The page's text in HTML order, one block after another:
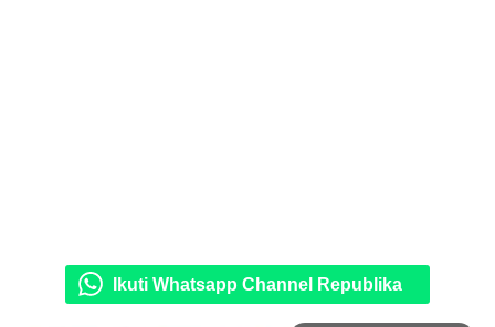
Ikuti Whatsapp Channel Republika